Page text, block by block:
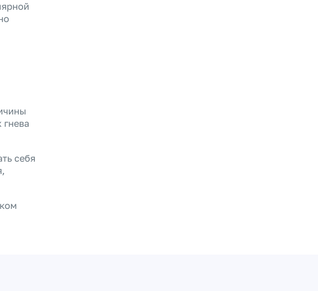
себя